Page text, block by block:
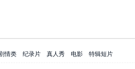
情类 纪录片 真人秀 电影 特辑短片